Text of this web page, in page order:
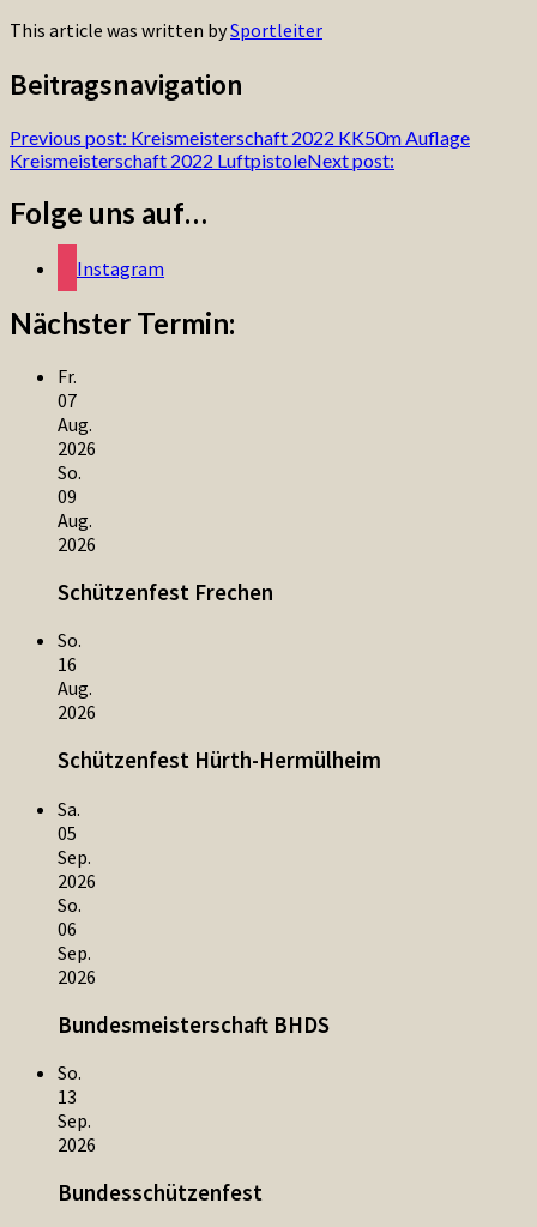
This article was written bySportleiter
Beitragsnavigation
Previous post: Kreismeisterschaft 2022 KK50m Auflage
Kreismeisterschaft 2022 LuftpistoleNext post:
Folge uns auf…
Instagram
Nächster Termin:
Fr.
07
Aug.
2026
So.
09
Aug.
2026
Schützenfest Frechen
So.
16
Aug.
2026
Schützenfest Hürth-Hermülheim
Sa.
05
Sep.
2026
So.
06
Sep.
2026
Bundesmeisterschaft BHDS
So.
13
Sep.
2026
Bundesschützenfest